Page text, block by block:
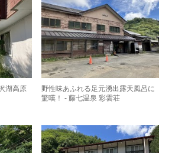
湖高原
野性味あふれる足元湧出露天風呂に
驚嘆！ - 藤七温泉 彩雲荘